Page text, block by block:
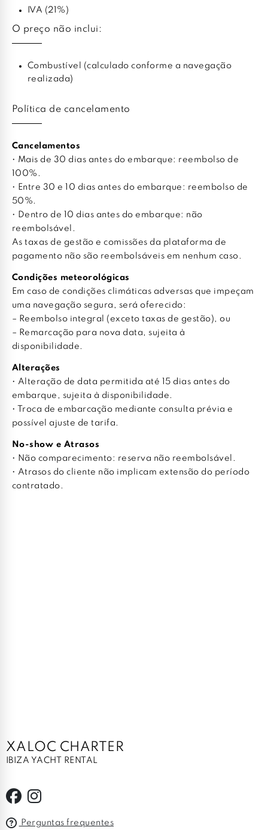
IVA (21%)
O preço não inclui:
Combustível (calculado conforme a navegação
realizada)
Política de cancelamento
Cancelamentos
• Mais de 30 dias antes do embarque: reembolso de
100%.
• Entre 30 e 10 dias antes do embarque: reembolso de
50%.
• Dentro de 10 dias antes do embarque: não
reembolsável.
As taxas de gestão e comissões da plataforma de
pagamento não são reembolsáveis em nenhum caso.
Condições meteorológicas
Em caso de condições climáticas adversas que impeçam
uma navegação segura, será oferecido:
– Reembolso integral (exceto taxas de gestão), ou
– Remarcação para nova data, sujeita à
disponibilidade.
Alterações
• Alteração de data permitida até 15 dias antes do
embarque, sujeita à disponibilidade.
• Troca de embarcação mediante consulta prévia e
possível ajuste de tarifa.
No-show e Atrasos
• Não comparecimento: reserva não reembolsável.
• Atrasos do cliente não implicam extensão do período
contratado.
XALOC CHARTER
IBIZA YACHT RENTAL
Perguntas frequentes